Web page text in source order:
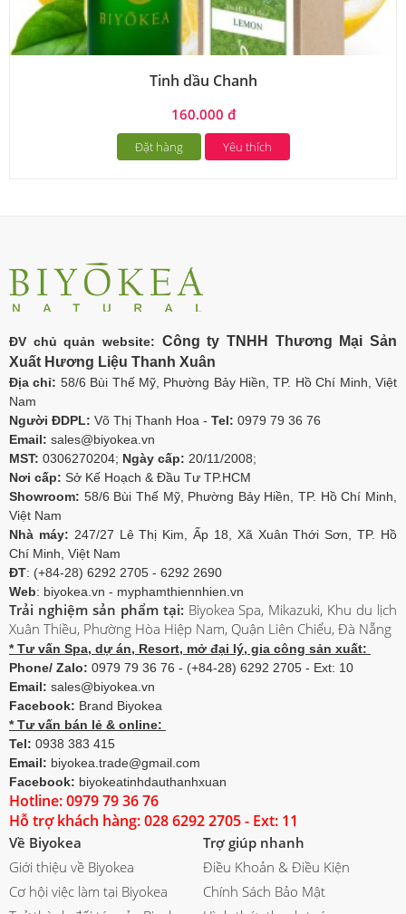
Tinh dầu Chanh
160.000 đ
Đặt hàng Yêu thích
ĐV chủ quản website: Công ty TNHH Thương Mại Sản
Xuất Hương Liệu Thanh Xuân
Địa chỉ: 58/6 Bùi Thế Mỹ, Phường Bảy Hiền, TP. Hồ Chí Minh, Việt
Nam
Người ĐDPL: Võ Thị Thanh Hoa - Tel: 0979 79 36 76
Email: sales@biyokea.vn
MST: 0306270204; Ngày cấp: 20/11/2008;
Nơi cấp: Sở Kế Hoạch & Đầu Tư TP.HCM
Showroom: 58/6 Bùi Thế Mỹ, Phường Bảy Hiền, TP. Hồ Chí Minh,
Việt Nam
Nhà máy: 247/27 Lê Thị Kim, Ấp 18, Xã Xuân Thới Sơn, TP. Hồ
Chí Minh, Việt Nam
ĐT: (+84-28) 6292 2705 - 6292 2690
Web: biyokea.vn - myphamthiennhien.vn
Trải nghiệm sản phẩm tại: Biyokea Spa, Mikazuki, Khu du lịch
Xuân Thiều, Phường Hòa Hiệp Nam, Quận Liên Chiểu, Đà Nẵng
* Tư vấn Spa, dự án, Resort, mở đại lý, gia công sản xuất:
Phone/ Zalo: 0979 79 36 76 - (+84-28) 6292 2705 - Ext: 10
Email: sales@biyokea.vn
Facebook: Brand Biyokea
* Tư vấn bán lẻ & online:
Tel: 0938 383 415
Email: biyokea.trade@gmail.com
Facebook: biyokeatinhdauthanhxuan
Hotline: 0979 79 36 76
Hỗ trợ khách hàng: 028 6292 2705 - Ext: 11
Về Biyokea
Giới thiệu về Biyokea
Cơ hội việc làm tại Biyokea
Trợ giúp nhanh
Điều Khoản & Điều Kiện
Chính Sách Bảo Mật